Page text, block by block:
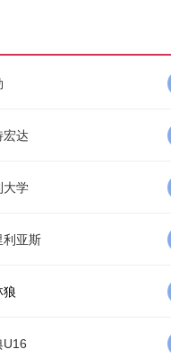
宏达
大学
利亚斯
狼
U16